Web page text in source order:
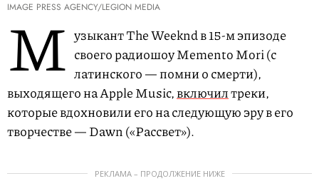
IMAGE PRESS AGENCY/LEGION MEDIA
М узыкант The Weeknd в 15-м эпизоде
своего радиошоу Memento Mori (с
латинского — помни о смерти),
выходящего на Apple Music,включилтреки,
которые вдохновили его на следующую эру в его
творчестве — Dawn («Рассвет»).
РЕКЛАМА – ПРОДОЛЖЕНИЕ НИЖЕ